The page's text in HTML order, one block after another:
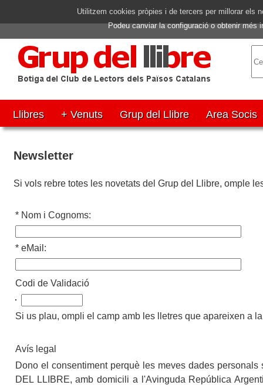
Utilitzem cookies pròpies i de tercers per millorar els
Podeu canviar la configuració o obtenir més
Llibres + Venuts Grup del Llibre Area Socis
Newsletter
Si vols rebre totes les novetats del Grup del Llibre, omple
* Nom i Cognoms:
* eMail:
Codi de Validació
Si us plau, ompli el camp amb les lletres que apareixen a
Avís legal
Dono el consentiment perquè les meves dades
DEL LLIBRE, amb domicili a l'Avinguda República